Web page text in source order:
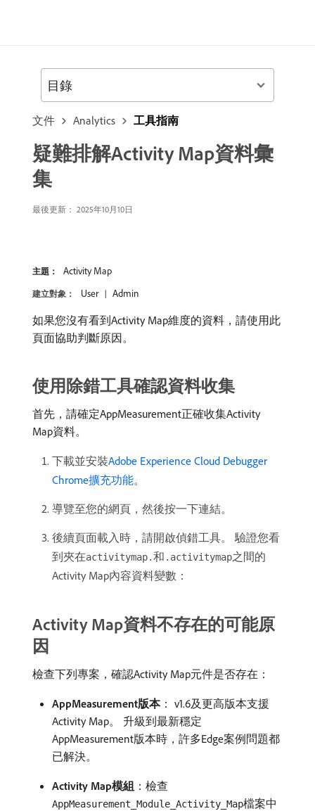
文件 Analytics 工具指南
疑難排解Activity Map資料彙
集
最後更新： 2025年10月10日
主題： Activity Map
建立對象： User Admin
如果您沒有看到Activity Map維度的資料，請使用此
頁面協助判斷原因。
使用除錯工具確認資料收集
首先，請確定AppMeasurement正確收集Activity
Map資料。
下載並安裝Adobe Experience Cloud Debugger
Chrome擴充功能。
導覽至您的網頁，然後按一下連結。
後續頁面載入時，請開啟偵錯工具。 驗證您看
到夾在activitymap.和 .activitymap之間的
Activity Map內容資料變數：
Activity Map資料不存在的可能原
因
檢查下列專案，確認Activity Map元件是否存在：
AppMeasurement版本： v1.6及更高版本支援
Activity Map。 升級到最新穩定
AppMeasurement版本時，許多Edge案例問題都
已解決。
Activity Map模組 ：檢查
AppMeasurement_Module_Activity_Map檔案中
目錄